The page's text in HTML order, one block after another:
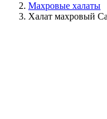
Махровые халаты
Халат махровый